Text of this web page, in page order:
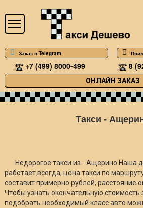
Заказ в Telegram
+7 (499) 8000-499 8
ОНЛАЙН ЗАКАЗ
Такси -
Недорогое такси из - Ащерино Наша
работает всегда, цена такси по
составит примерно рублей, расстояние
Чтобы узнать окончательную стоимость
подобрать необходимый класс авто